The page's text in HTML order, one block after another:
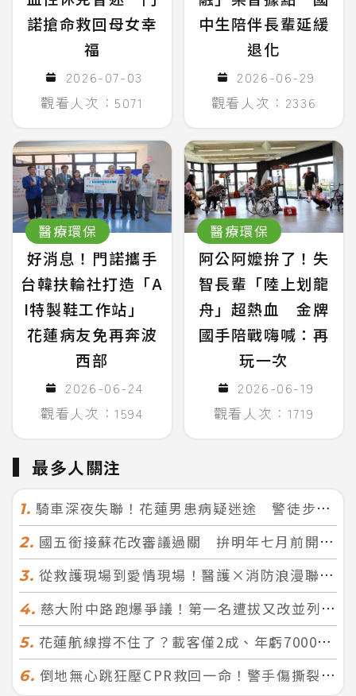
諾搶命救回母女幸
福
2026-07-03
觀看人次：5071
中生陪伴長輩延緩
退化
2026-06-29
觀看人次：2336
醫療環保
好消息！門諾攜手
台韓扶輪社打造「A
I特製鞋工作站」
花蓮病友免再奔波
西部
2026-06-24
觀看人次：1594
醫療環保
阿公阿嬤拚了！失
智長輩「陸上划龍
舟」超熱血 金牌
國手陪戰嗨喊：再
玩一次
2026-06-19
觀看人次：1719
最多人關注
1. 騎車深夜失聯！花蓮男患病疑迷途 警徒步百米急尋救回一命
2. 國五銜接蘇花改審議過關 拚明年七月前開工！台北花蓮2小時生活圈成形
3. 從救護現場到愛情現場！醫護×消防浪漫聯誼 32人配對成功5對
4. 慈大附中路跑爆爭議！第一名遭拔又改並列 家長怒：難以接受
5. 花蓮航線撐不住了？載客僅2成、年虧7000萬 華信喊：真的快飛不下去
6. 倒地無心跳狂壓CPR救回一命！警手傷撕裂仍不放手 竟救到藝人何篤霖哥哥